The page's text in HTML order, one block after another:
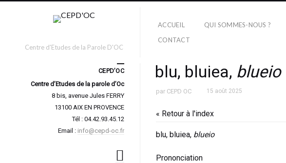
Centre d'Etudes de la Parole D'OC
ACCUEIL QUI SOMMES-NOUS ?
CONTACT
blu, bluiea, blueio
par CEPD OC 15 août 2025
« Retour à l'index
blu, bluiea, blueio
Prononciation
CEPD’OC
Centre d’Etudes de la parole d’Oc
8 bis, avenue Jules FERRY
13100 AIX EN PROVENCE
Tél : 04.42.93.45.12
Email : info@cepd-oc.fr